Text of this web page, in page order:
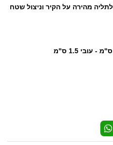
מהירה על הקיר וניצול שטח